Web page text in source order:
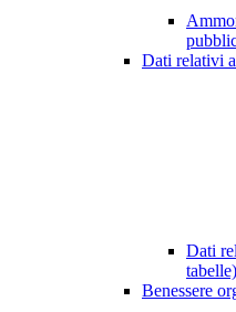
Dati relativi
Dati
tabelle)
Benessere